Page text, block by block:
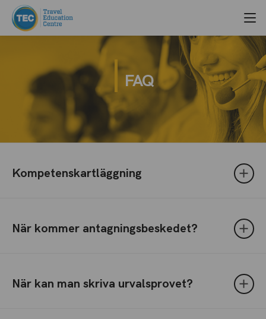
FAQ
Kompetenskartläggning
När kommer antagningsbeskedet?
När kan man skriva urvalsprovet?